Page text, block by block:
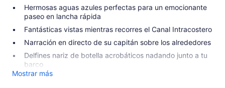
Hermosas aguas azules perfectas para un emocionante
paseo en lancha rápida
Fantásticas vistas mientras recorres el Canal Intracostero
Narración en directo de su capitán sobre los alrededores
Delfines nariz de botella acrobáticos nadando junto a tu
barco
Mostrar más